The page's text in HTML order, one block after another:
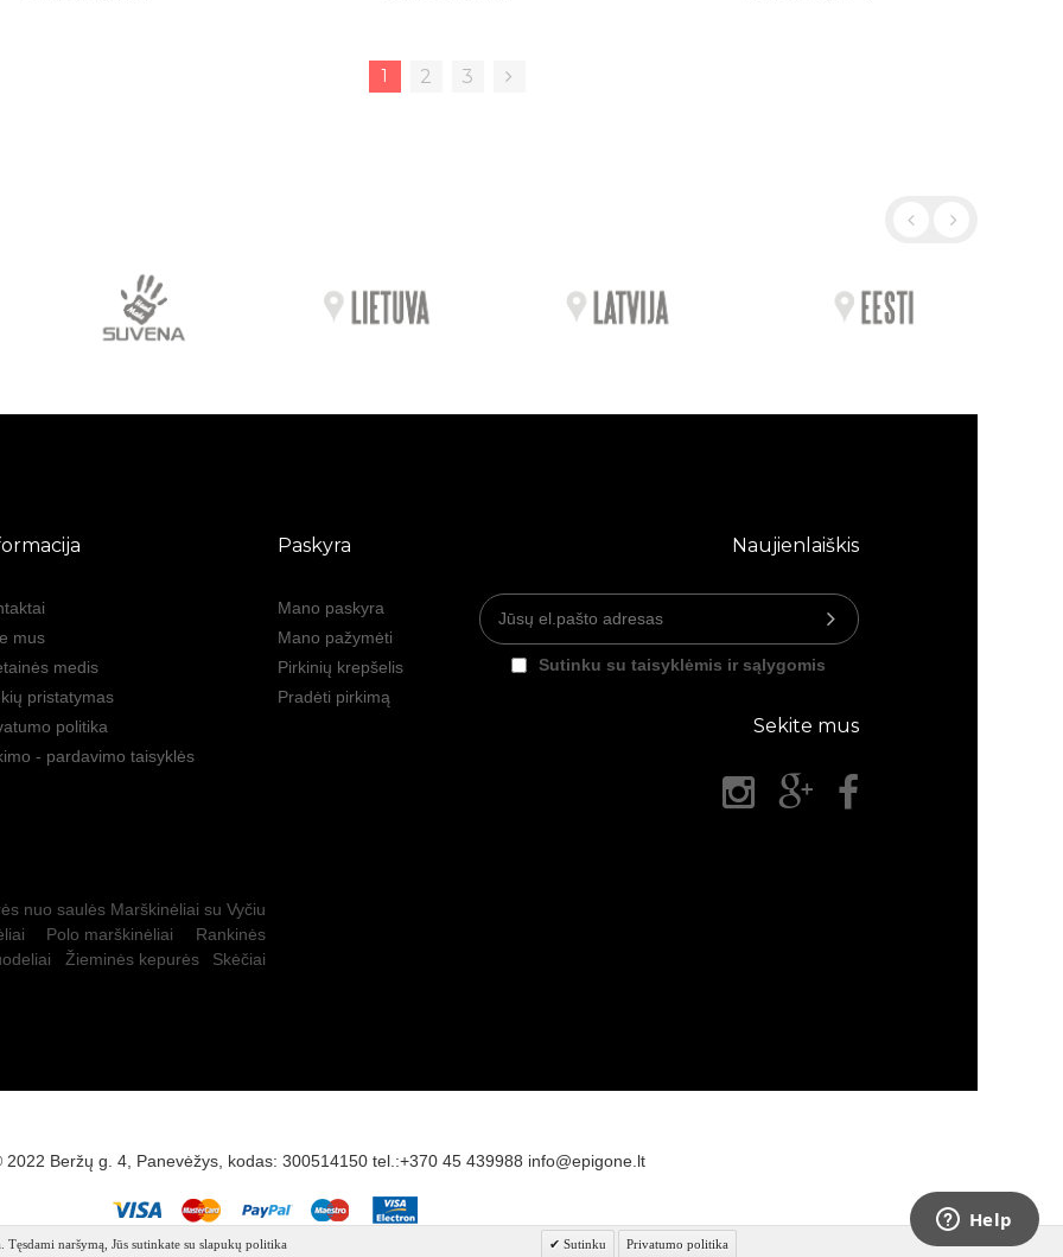
1 2 3
mus
medis
pristatymas
politika
- pardavimo taisyklės
Paskyra
Mano paskyra
Mano pažymėti
Pirkinių krepšelis
Pradėti pirkimą
Naujienlaiškis
Sutinku su taisyklėmis ir sąlygomis
Sekite mus
nuo saulės Marškinėliai su Vyčiu
Polo marškinėliai
Rankinės
Žieminės kepurės Skėčiai
2022 Beržų g. 4, Panevėžys, kodas: 300514150 tel.:+370 45 439988 info@epigone.lt
naršymą, Jūs sutinkate su slapukų politika Sutinku Privatumo politika